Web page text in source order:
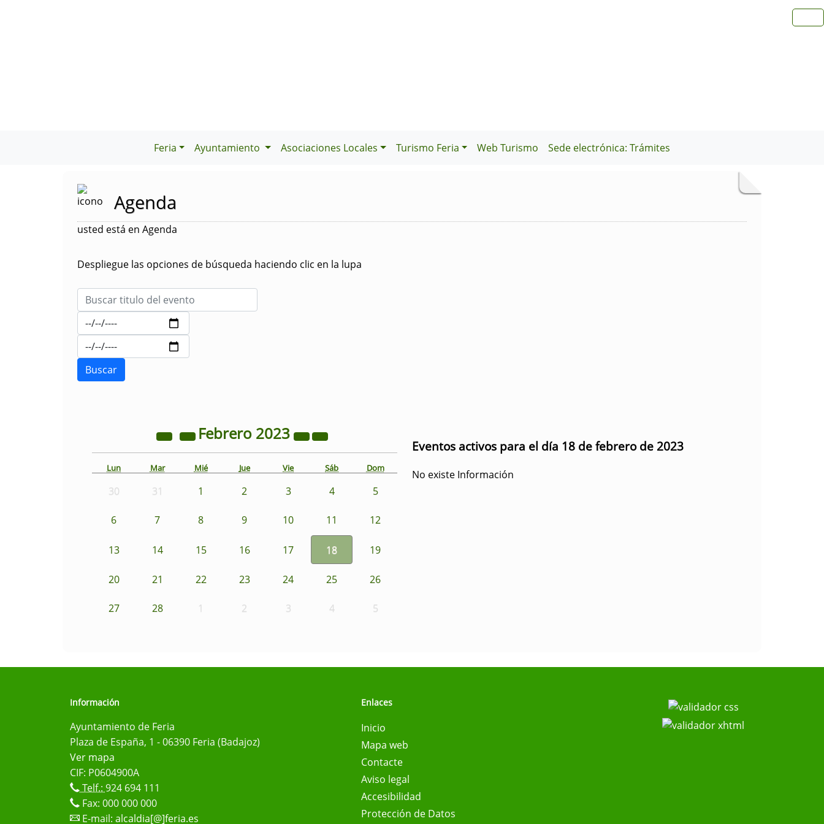
Feria Ayuntamiento Asociaciones Locales Turismo Feria Web Turismo Sede electrónica: Trámites
Agenda
usted está en Agenda
Despliegue las opciones de búsqueda haciendo clic en la lupa
Febrero 2023
Lun Mar Mié Jue Vie Sáb Dom
30 31 1 2 3 4 5
6 7 8 9 10 11 12
13 14 15 16 17 18 19
20 21 22 23 24 25 26
27 28 1 2 3 4 5
Eventos activos para el día 18 de febrero de 2023
No existe Información
Información
Ayuntamiento de Feria
Plaza de España, 1 - 06390 Feria (Badajoz)
Ver mapa
CIF: P0604900A
Telf.: 924 694 111
Fax: 000 000 000
E-mail: alcaldia[@]feria.es
Enlaces
Inicio
Mapa web
Contacte
Aviso legal
Accesibilidad
Protección de Datos